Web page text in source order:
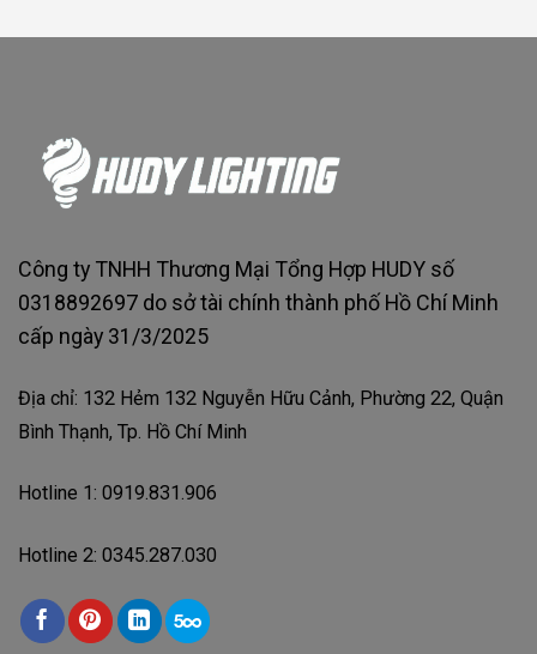
Công ty TNHH Thương Mại Tổng Hợp HUDY số
0318892697 do sở tài chính thành phố Hồ Chí Minh
cấp ngày 31/3/2025
Địa chỉ: 132 Hẻm 132 Nguyễn Hữu Cảnh, Phường 22, Quận
Bình Thạnh, Tp. Hồ Chí Minh
Hotline 1: 0919.831.906
Hotline 2: 0345.287.030